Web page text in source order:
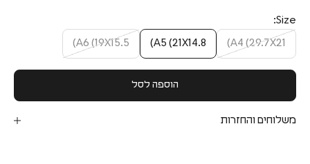
Size:
A4 (29.7X21)
A5 (21X14.8)
A6 (19X15.5)
הוספה לסל
משלוחים והחזרות